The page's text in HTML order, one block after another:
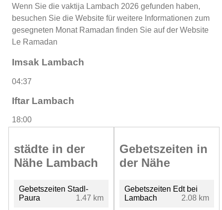
Wenn Sie die vaktija Lambach 2026 gefunden haben,
besuchen Sie die Website für weitere Informationen zum
gesegneten Monat Ramadan finden Sie auf der Website
Le Ramadan
Imsak Lambach
04:37
Iftar Lambach
18:00
städte in der
Nähe Lambach
Gebetszeiten Stadl-
Paura
1.47 km
Gebetszeiten in
der Nähe
Gebetszeiten Edt bei
Lambach
2.08 km